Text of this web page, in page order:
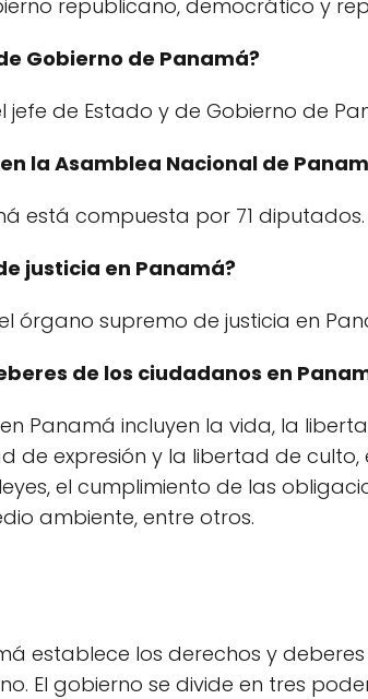
republicano, democrático y
Gobierno de Panamá?
jefe de Estado y de Gobierno de
la Asamblea Nacional de
está compuesta por 71 diputados.
justicia en Panamá?
órgano supremo de justicia en
de los ciudadanos en
Panamá incluyen la vida, la
expresión y la libertad de culto,
el cumplimiento de las
ambiente, entre otros.
establece los derechos y
El gobierno se divide en tres